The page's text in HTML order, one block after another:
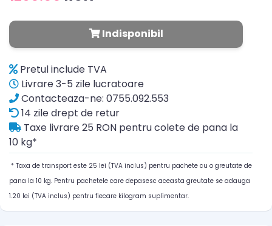
Indisponibil
Pretul include TVA
Livrare 3-5 zile lucratoare
Contacteaza-ne: 0755.092.553
14 zile drept de retur
Taxe livrare 25 RON pentru colete de pana la
10 kg*
* Taxa de transport este 25 lei (TVA inclus) pentru pachete cu o greutate de
pana la 10 kg. Pentru pachetele care depasesc aceasta greutate se adauga
1.20 lei (TVA inclus) pentru fiecare kilogram suplimentar.